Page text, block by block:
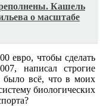
Кашель
о масштабе
евро, чтобы сделать
написал строгие
было всё, что в моих
биологических